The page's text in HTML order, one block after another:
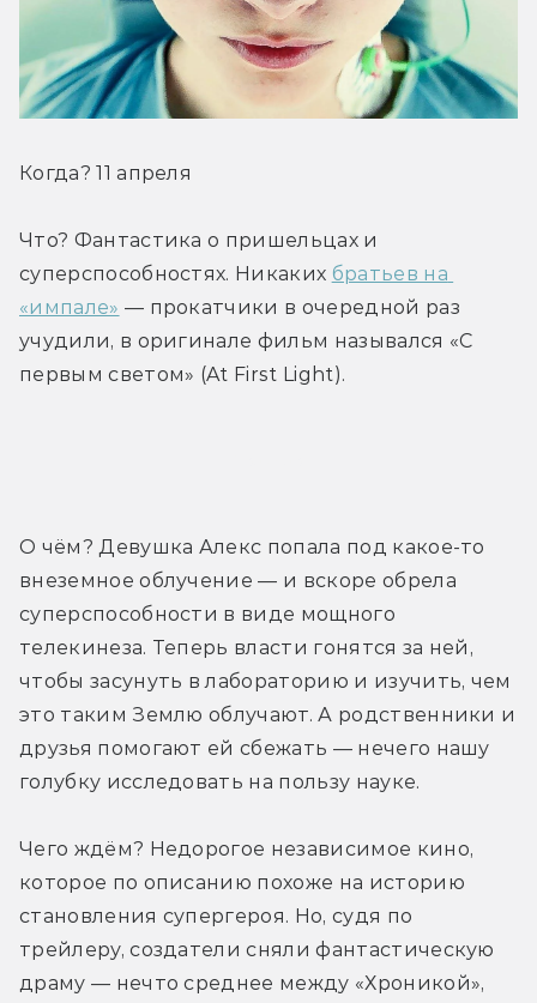
Когда? 11 апреля
Что? Фантастика о пришельцах и
суперспособностях. Никаких братьев на
«импале» — прокатчики в очередной раз
учудили, в оригинале фильм назывался «С
первым светом» (At First Light).
О чём? Девушка Алекс попала под какое-то
внеземное облучение — и вскоре обрела
суперспособности в виде мощного
телекинеза. Теперь власти гонятся за ней,
чтобы засунуть в лабораторию и изучить, чем
это таким Землю облучают. А родственники и
друзья помогают ей сбежать — нечего нашу
голубку исследовать на пользу науке.
Чего ждём? Недорогое независимое кино,
которое по описанию похоже на историю
становления супергероя. Но, судя по
трейлеру, создатели сняли фантастическую
драму — нечто среднее между «Хроникой»,